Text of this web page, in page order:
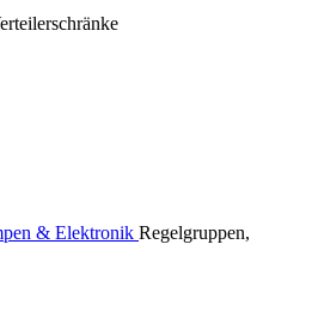
Regelgruppen,